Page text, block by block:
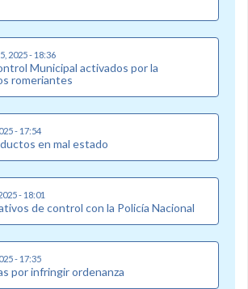
2025 - 18:36
Municipal activados por la
romeriantes
- 17:54
en mal estado
- 18:01
de control con la Policía Nacional
- 17:35
por infringir ordenanza